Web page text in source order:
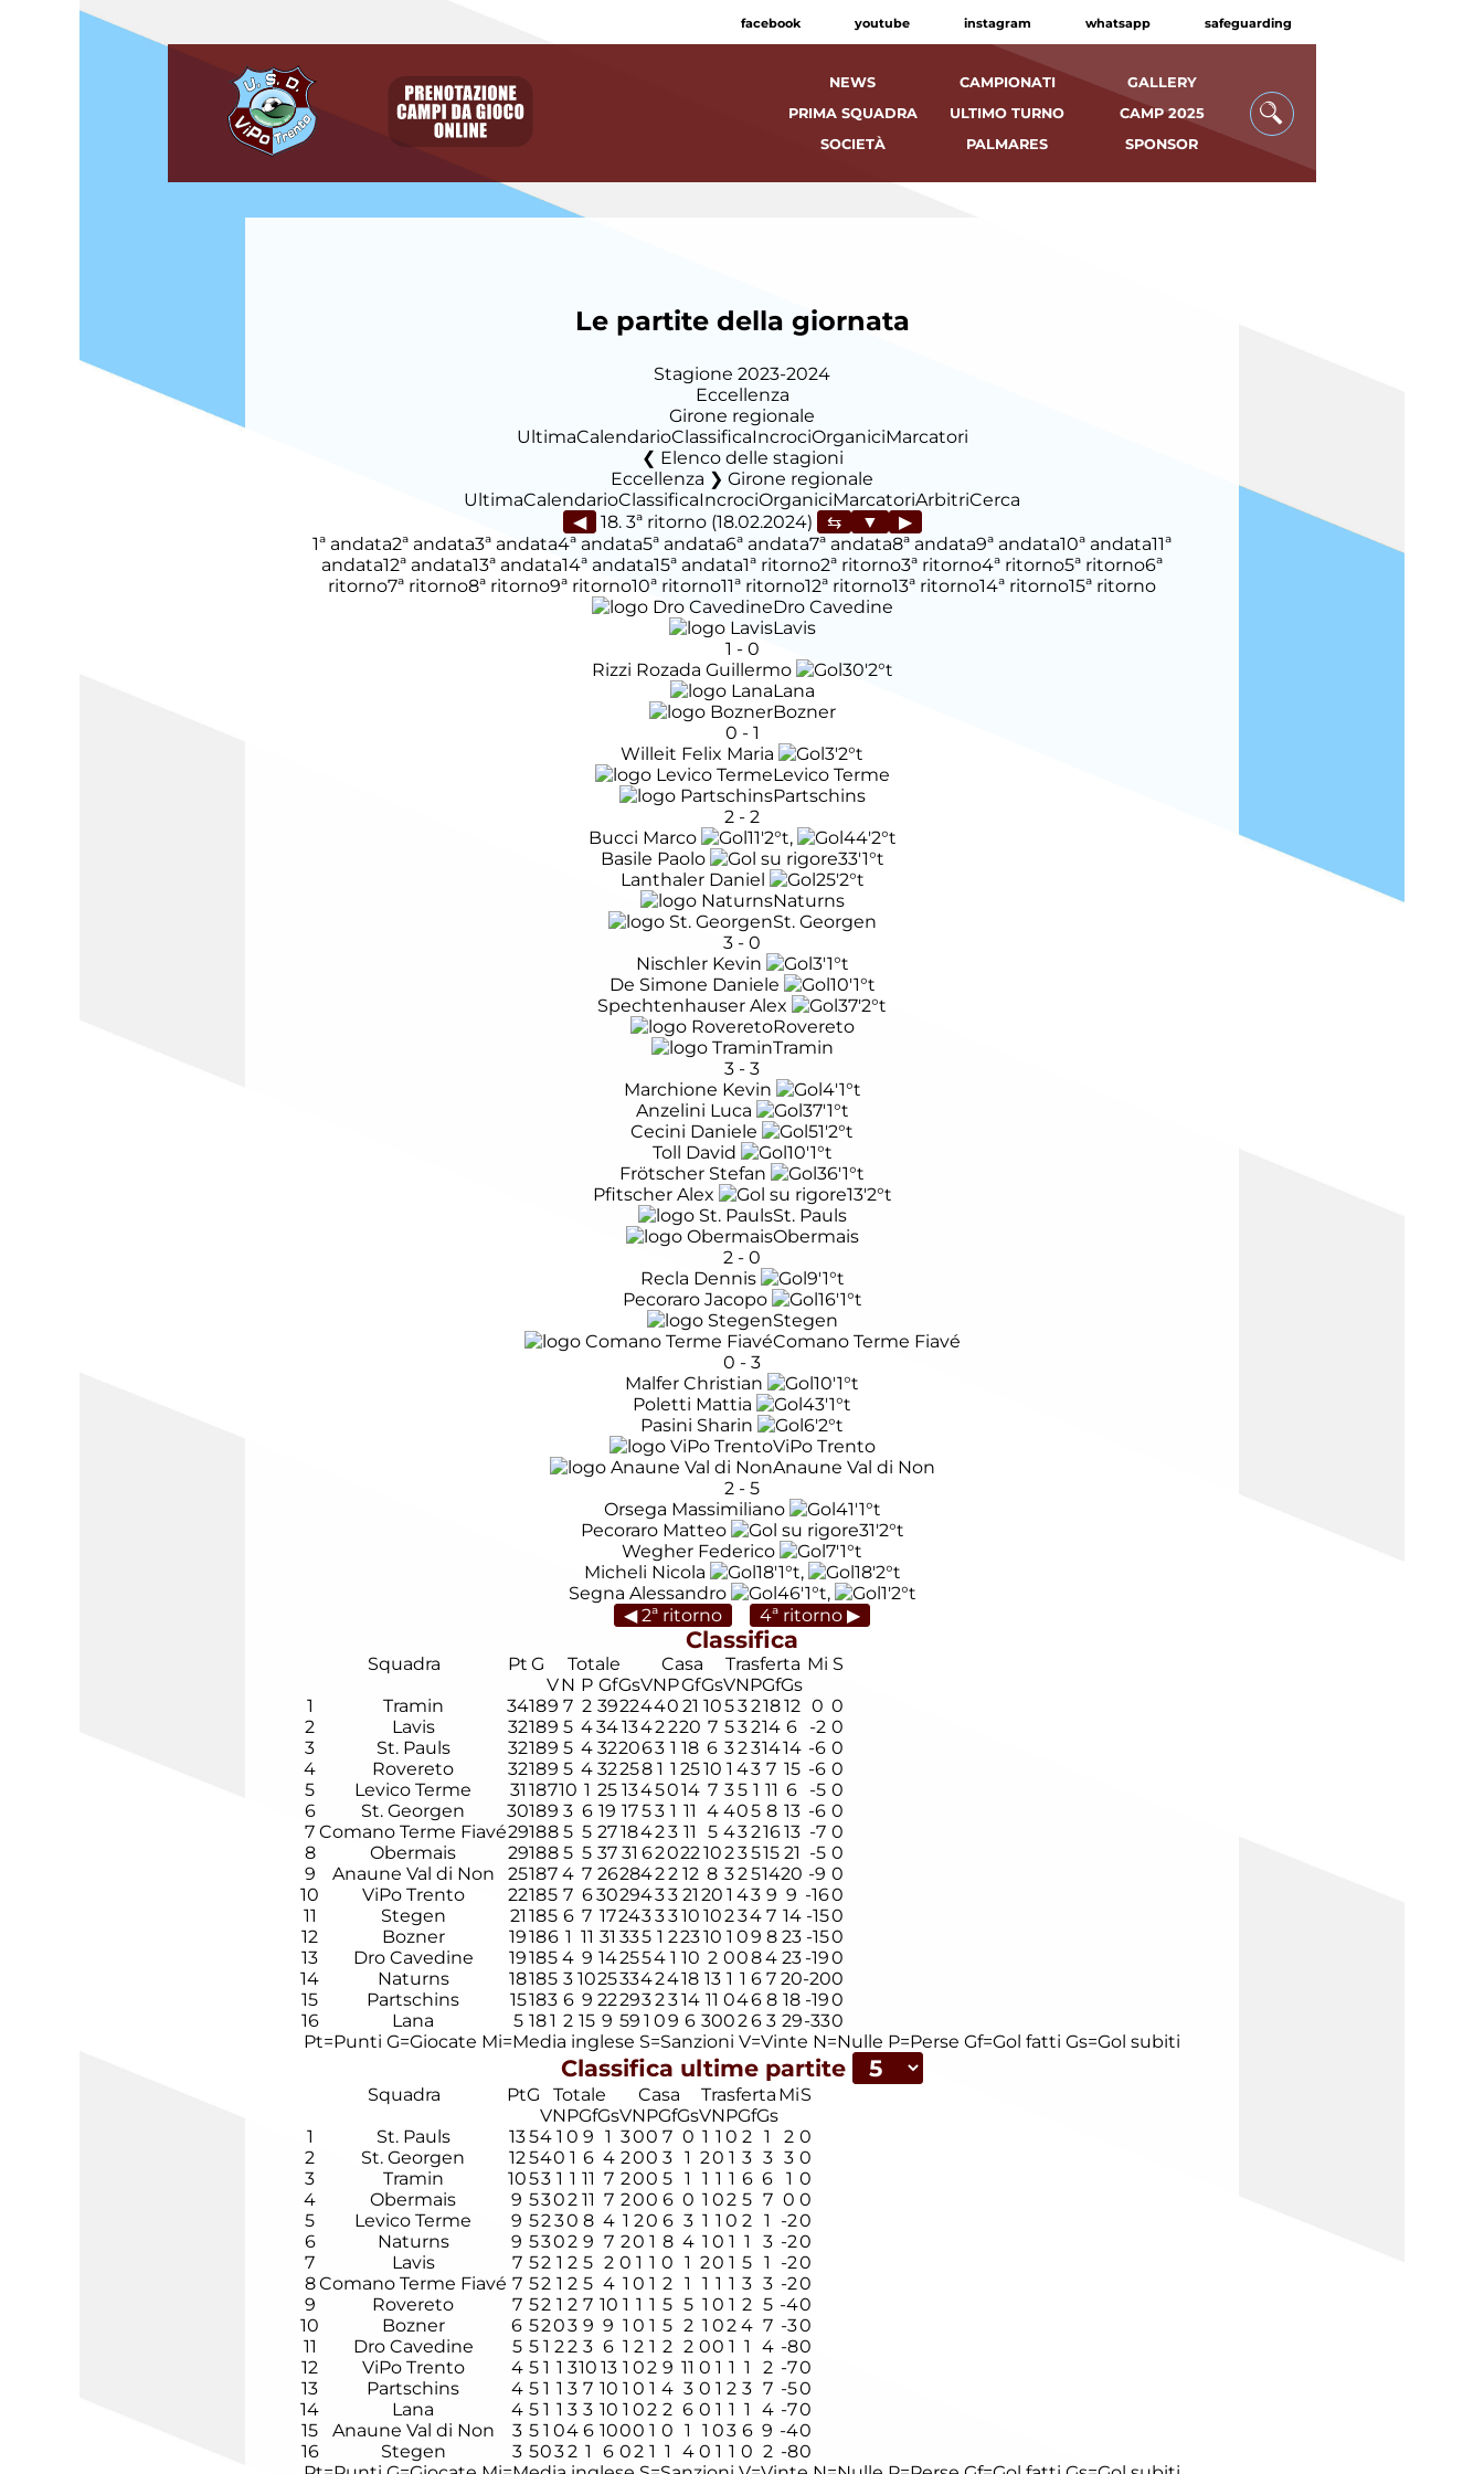
facebook youtube instagram whatsapp safeguarding
NEWS CAMPIONATI
GALLERY
PRIMA SQUADRA
ULTIMO TURNO
CAMP 2025
SOCIETÀ
PALMARES SPONSOR
Le partite della giornata
Stagione 2023-2024
Eccellenza
Girone regionale
UltimaCalendarioClassificaIncrociOrganiciMarcatori
Elenco delle stagioni
Eccellenza ❯ Girone regionale
UltimaCalendarioClassificaIncrociOrganiciMarcatoriArbitriCerca
◀
18. 3ª ritorno (18.02.2024)
▶
1ª andata2ª andata3ª andata4ª andata5ª andata6ª andata7ª andata8ª andata9ª andata10ª andata11ª
andata12ª andata13ª andata14ª andata15ª andata1ª ritorno2ª ritorno3ª ritorno4ª ritorno5ª ritorno6ª
ritorno7ª ritorno8ª ritorno9ª ritorno10ª ritorno11ª ritorno12ª ritorno13ª ritorno14ª ritorno15ª ritorno
Dro Cavedine
Lavis
1 - 0
Rizzi Rozada Guillermo
30'2°t
Lana
Bozner
0 - 1
Willeit Felix Maria
3'2°t
Levico Terme
Partschins
2 - 2
Bucci Marco
11'2°t, 44'2°t
Basile Paolo
33'1°t
Lanthaler Daniel
25'2°t
Naturns
St. Georgen
3 - 0
Nischler Kevin
3'1°t
De Simone Daniele
10'1°t
Spechtenhauser Alex
37'2°t
Rovereto
Tramin
3 - 3
Marchione Kevin
4'1°t
Anzelini Luca
37'1°t
Cecini Daniele
51'2°t
Toll David
10'1°t
Frötscher Stefan
36'1°t
Pfitscher Alex
13'2°t
St. Pauls
Obermais
2 - 0
Recla Dennis
9'1°t
Pecoraro Jacopo
16'1°t
Stegen
Comano Terme Fiavé
0 - 3
Malfer Christian
10'1°t
Poletti Mattia
43'1°t
Pasini Sharin
6'2°t
ViPo Trento
Anaune Val di Non
2 - 5
Orsega Massimiliano
41'1°t
Pecoraro Matteo
31'2°t
Wegher Federico
7'1°t
Micheli Nicola
18'1°t, 18'2°t
Segna Alessandro
46'1°t, 1'2°t
◀ 2ª ritorno
4ª ritorno ▶
Classifica
Squadra Pt G Totale Casa Trasferta Mi S
VN P GfGsVNPGfGsVNPGfGs
1
Tramin 34189 7 2 3922440 21 105321812 0 0
2
Lavis 32189 5 4341342220 7 53214 6 -2 0
3
St. Pauls 32189 5 4 322063 1 18 6 3231414 -6 0
4
Rovereto 32189 5 4 32258 1 1 2510 1 43 7 15 -6 0
5
Levico Terme 31 18710 1 25 1345014 7 35 1 11 6 -5 0
6
St. Georgen 30189 3 6 19 1753 1 11 4 405 8 13 -6 0
7 Comano Terme Fiavé29188 5 5 2718423 11 5 4321613 -7 0
8
Obermais 29188 5 5 37 31 620221023515 21 -5 0
9
Anaune Val di Non 25187 4 7 2628422 12 8 3251420 -9 0
10
ViPo Trento 22185 7 63029433 21 20 1 43 9 9 -160
11
Stegen 21 185 6 7 172433310 10234 7 14 -150
12
Bozner 19186 1 11 31 335 1 22310 1 09 8 23 -150
13
Dro Cavedine 19185 4 9 142554 1 10 2 0084 23 -190
14
Naturns 18185 3 10253342418 13 1 1 6 7 20-200
15
Partschins 15183 6 9 222932314 11 046 8 18 -190
16
Lana 5 181 2 15 9 59 1 09 6 30026 3 29-330
Pt=Punti G=Giocate Mi=Media inglese S=Sanzioni V=Vinte N=Nulle P=Perse Gf=Gol fatti Gs=Gol subiti
Classifica ultime partite
Squadra PtG Totale Casa Trasferta MiS
VNPGfGsVNPGfGsVNPGfGs
1
St. Pauls 1354 1 0 9 1 300 7 0 1 1 0 2 1 2 0
2
St. Georgen 12540 1 6 4 200 3 1 20 1 3 3 3 0
3
Tramin 1053 1 1 11 7 200 5 1 1 1 1 6 6 1 0
4
Obermais 9 5302 11 7 200 6 0 1 02 5 7 0 0
5
Levico Terme 9 5230 8 4 1 20 6 3 1 1 0 2 1 -20
6
Naturns 9 5302 9 7 20 1 8 4 1 0 1 1 3 -20
7
Lavis 7 52 1 2 5 2 0 1 1 0 1 20 1 5 1 -20
8Comano Terme Fiavé 7 52 1 2 5 4 1 0 1 2 1 1 1 1 3 3 -20
9
Rovereto 7 52 1 2 7 10 1 1 1 5 5 1 0 1 2 5 -40
10
Bozner 6 5203 9 9 1 0 1 5 2 1 02 4 7 -30
11
Dro Cavedine 5 5 1 22 3 6 1 2 1 2 2 00 1 1 4 -80
12
ViPo Trento 4 5 1 1 310 13 1 02 9 11 0 1 1 1 2 -70
13
Partschins 4 5 1 1 3 7 10 1 0 1 4 3 0 1 2 3 7 -50
14
Lana 4 5 1 1 3 3 10 1 02 2 6 0 1 1 1 4 -70
15
Anaune Val di Non 3 5 1 04 6 1000 1 0 1 1 03 6 9 -40
16
Stegen 3 5032 1 6 02 1 1 4 0 1 1 0 2 -80